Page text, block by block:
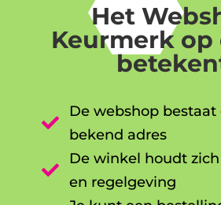
Het
Keurmerk op

De webshop bestaat
bekend adres

De winkel houdt
en regelgeving